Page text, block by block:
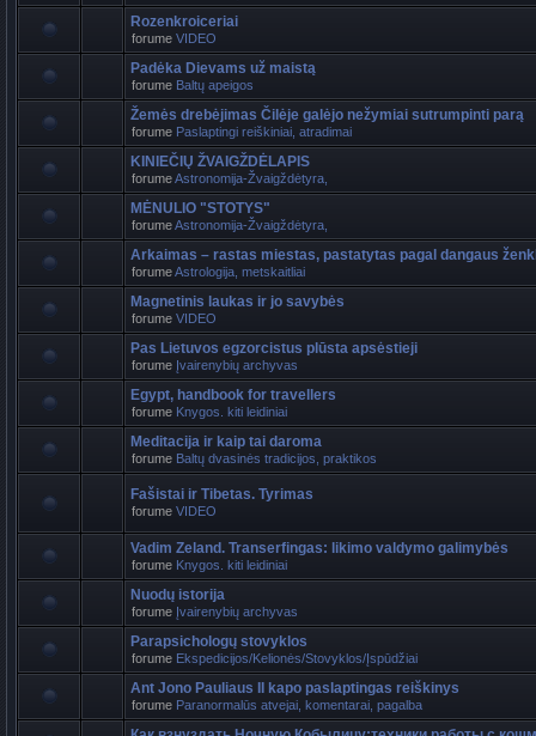
Rozenkroiceriai
forume VIDEO
Padėka Dievams už maistą
forume Baltų apeigos
Žemės drebėjimas Čilėje galėjo nežymiai sutrumpinti parą
forume Paslaptingi reiškiniai, atradimai
KINIEČIŲ ŽVAIGŽDĖLAPIS
forumeAstronomija-Žvaigždėtyra,
MĖNULIO "STOTYS"
forumeAstronomija-Žvaigždėtyra,
Arkaimas – rastas miestas, pastatytas pagal dangaus
forumeAstrologija, metskaitliai
Magnetinis laukas ir jo savybės
forume VIDEO
Pas Lietuvos egzorcistus plūsta apsėstieji
forume Įvairenybių archyvas
Egypt, handbook for travellers
forume Knygos. kiti leidiniai
Meditacija ir kaip tai daroma
forume Baltų dvasinės tradicijos, praktikos
Fašistai ir Tibetas. Tyrimas
forume VIDEO
Vadim Zeland. Transerfingas: likimo valdymo galimybės
forume Knygos. kiti leidiniai
Nuodų istorija
forume Įvairenybių archyvas
Parapsichologų stovyklos
forume Ekspedicijos/Kelionės/Stovyklos/Įspūdžiai
Ant Jono Pauliaus II kapo paslaptingas reiškinys
forume Paranormalūs atvejai, komentarai, pagalba